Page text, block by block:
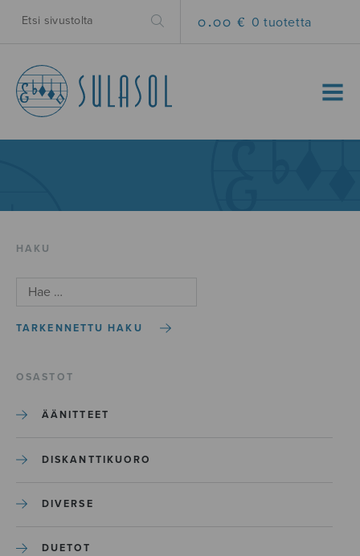
0.00 € 0 tuotetta
MENU
HAKU
TARKENNETTU HAKU
OSASTOT
ÄÄNITTEET
DISKANTTIKUORO
DIVERSE
DUETOT